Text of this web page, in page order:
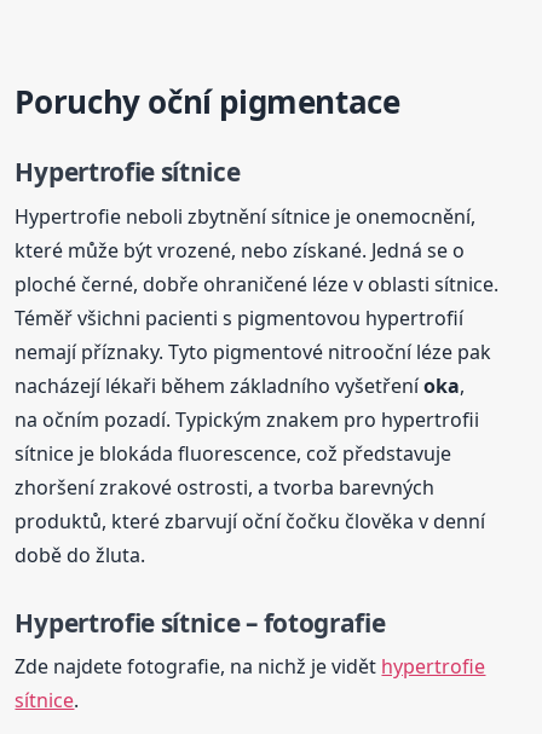
Poruchy oční pigmentace
Hypertrofie sítnice
Hypertrofie neboli zbytnění sítnice je onemocnění,
které může být vrozené, nebo získané. Jedná se o
ploché černé, dobře ohraničené léze v oblasti sítnice.
Téměř všichni pacienti s pigmentovou hypertrofií
nemají příznaky. Tyto pigmentové nitrooční léze pak
nacházejí lékaři během základního vyšetřeníoka,
na očním pozadí. Typickým znakem pro hypertrofii
sítnice je blokáda fluorescence, což představuje
zhoršení zrakové ostrosti, a tvorba barevných
produktů, které zbarvují oční čočku člověka v denní
době do žluta.
Hypertrofie sítnice – fotografie
Zde najdete fotografie, na nichž je vidět hypertrofie
sítnice.